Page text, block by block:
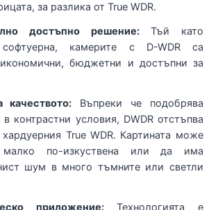
за разлика от True WDR.
достъпно решение:Тъй като
камерите с D-WDR са
икономични, бюджетни и достъпни за
качеството: Въпреки че подобрява
контрастни условия, DWDR отстъпва
True WDR. Картината може
по-изкуствена или да има
шум в много тъмните или светли
приложение:Технологията е